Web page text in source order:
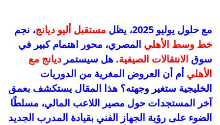
مع حلول يوليو 2025، يظل مستقبل أليو ديانج، نجم
خط وسط الأهلي المصري، محور اهتمام كبير في
سوق الانتقالات الصيفية. هل سيستمر ديانج مع
الأهلي أم أن العروض المغرية من الدوريات
الخليجية ستغير وجهته؟ هذا المقال يستكشف بعمق
آخر المستجدات حول مصير اللاعب المالي، مسلطًا
الضوء على رؤية الجهاز الفني بقيادة المدرب الجديد